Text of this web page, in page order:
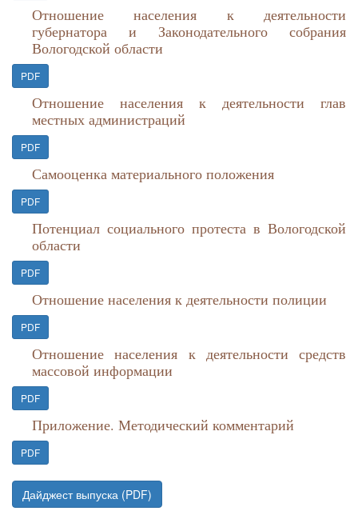
Отношение населения к деятельности
губернатора и Законодательного собрания
Вологодской области
PDF
Отношение населения к деятельности глав
местных администраций
PDF
Самооценка материального положения
PDF
Потенциал социального протеста в Вологодской
области
PDF
Отношение населения к деятельности полиции
PDF
Отношение населения к деятельности средств
массовой информации
PDF
Приложение. Методический комментарий
PDF
Дайджест выпуска (PDF)